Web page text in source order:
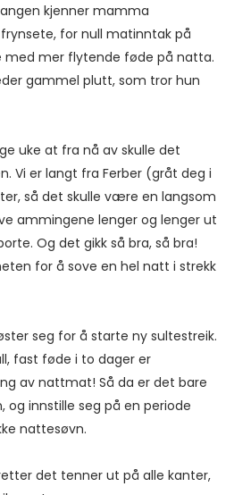
kjenner mamma
for null matinntak på
med mer flytende føde på natta.
gammel plutt, som tror hun
uke at fra nå av skulle det
Vi er langt fra Ferber (gråt deg i
så det skulle være en langsom
ammingene lenger og lenger ut
Og det gikk så bra, så bra!
for å sove en hel natt i strekk
seg for å starte ny sultestreik.
fast føde i to dager er
av nattmat! Så da er det bare
og innstille seg på en periode
nattesøvn.
det tenner ut på alle kanter,